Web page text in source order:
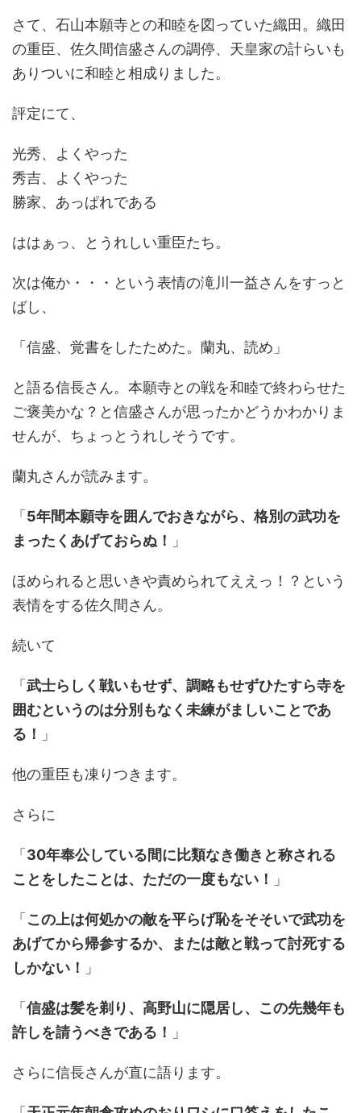
さて、石山本願寺との和睦を図っていた織田。織田
の重臣、佐久間信盛さんの調停、天皇家の計らいも
ありついに和睦と相成りました。
評定にて、
光秀、よくやった
秀吉、よくやった
勝家、あっぱれである
ははぁっ、とうれしい重臣たち。
次は俺か・・・という表情の滝川一益さんをすっと
ばし、
「信盛、覚書をしたためた。蘭丸、読め」
と語る信長さん。本願寺との戦を和睦で終わらせた
ご褒美かな？と信盛さんが思ったかどうかわかりま
せんが、ちょっとうれしそうです。
蘭丸さんが読みます。
「 5年間本願寺を囲んでおきながら、格別の武功を
まったくあげておらぬ！
」
ほめられると思いきや責められてええっ！？という
表情をする佐久間さん。
続いて
「 武士らしく戦いもせず、調略もせずひたすら寺を
囲むというのは分別もなく未練がましいことであ
る！
」
他の重臣も凍りつきます。
さらに
「 30年奉公している間に比類なき働きと称される
ことをしたことは、ただの一度もない！
」
「 この上は何処かの敵を平らげ恥をそそいで武功を
あげてから帰参するか、または敵と戦って討死する
しかない！
」
「 信盛は髪を剃り、高野山に隠居し、この先幾年も
許しを請うべきである！
」
さらに信長さんが直に語ります。